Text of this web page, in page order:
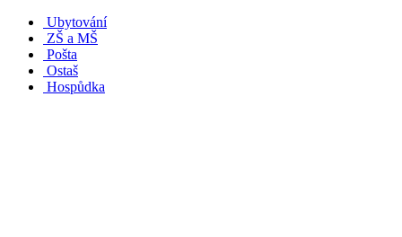
Ubytování
ZŠ a MŠ
Pošta
Ostaš
Hospůdka